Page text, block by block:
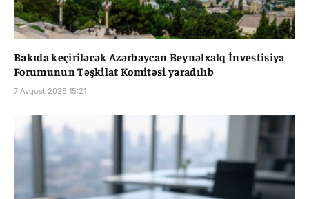
Bakıda keçiriləcək Azərbaycan Beynəlxalq İnvestisiya
Forumunun Təşkilat Komitəsi yaradılıb
7 Avqust 2026 15:21